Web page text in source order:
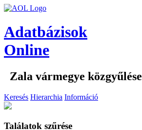
Adatbázisok
Online
Zala vármegye közgyűlése
Keresés Hierarchia Információ
Találatok szűrése